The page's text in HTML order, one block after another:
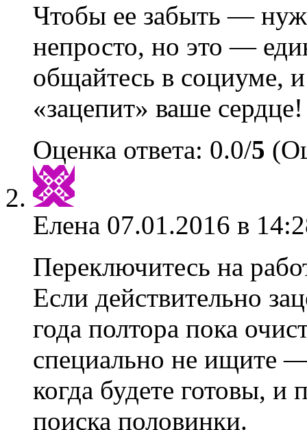
Чтобы ее забыть —
непросто, но это —
общайтесь в социуме,
«зацепит» ваше сердце!
Оценка ответа: 0.0/5
Елена 07.01.2016 в
Переключитесь на
Если действительно
года полтора пока
специально не ищите
когда будете готовы,
поиска половинки.